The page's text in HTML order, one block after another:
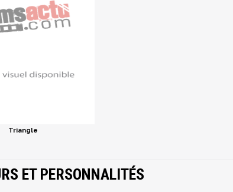
Triangle
ET PERSONNALITÉS